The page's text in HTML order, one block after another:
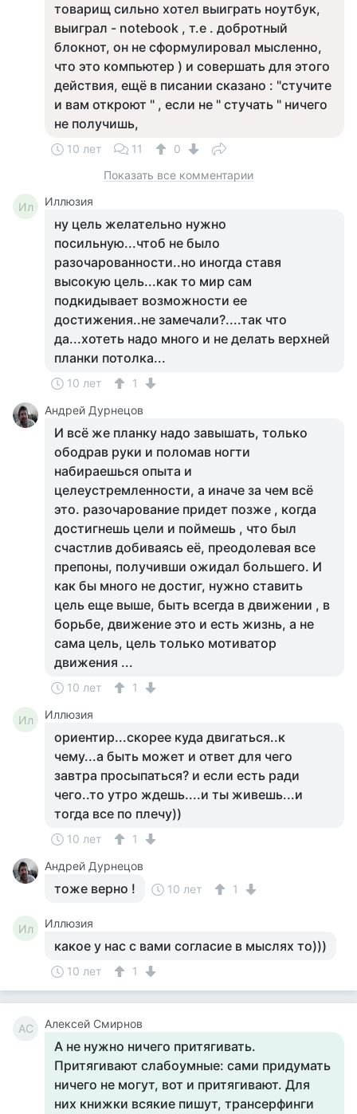
товарищ сильно хотел выиграть ноутбук,
выиграл - notebook , т.е . добротный
блокнот, он не сформулировал мысленно,
что это компьютер ) и совершать для этого
действия, ещё в писании сказано : "стучите
и вам откроют " , если не " стучать " ничего
не получишь,
10 лет 11
0
Показать все комментарии
Ил Иллюзия
ну цель желательно нужно
посильную...чтоб не было
разочарованности..но иногда ставя
высокую цель...как то мир сам
подкидывает возможности ее
достижения..не замечали?....так что
да...хотеть надо много и не делать верхней
планки потолка...
10 лет
1
Андрей Дурнецов
И всё же планку надо завышать, только
ободрав руки и поломав ногти
набираешься опыта и
целеустремленности, а иначе за чем всё
это. разочарование придет позже , когда
достигнешь цели и поймешь , что был
счастлив добиваясь её, преодолевая все
препоны, получивши ожидал большего. И
как бы много не достиг, нужно ставить
цель еще выше, быть всегда в движении , в
борьбе, движение это и есть жизнь, а не
сама цель, цель только мотиватор
движения ...
10 лет 1
Ил Иллюзия
ориентир...скорее куда двигаться..к
чему...а быть может и ответ для чего
завтра просыпаться? и если есть ради
чего..то утро ждешь....и ты живешь...и
тогда все по плечу))
10 лет
1
Андрей Дурнецов
тоже верно ! 10 лет 1
Ил Иллюзия
какое у нас с вами согласие в мыслях то)))
10 лет 1
АС Алексей Смирнов
А не нужно ничего притягивать.
Притягивают слабоумные: сами придумать
ничего не могут, вот и притягивают. Для
них книжки всякие пишут, трансерфинги